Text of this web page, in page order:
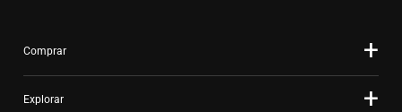
Comprar
Explorar